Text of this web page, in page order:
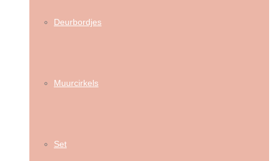
Deurbordjes
Muurcirkels
Set